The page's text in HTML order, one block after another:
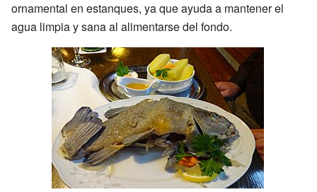
ornamental en estanques, ya que ayuda a mantener el
agua limpia y sana al alimentarse del fondo.